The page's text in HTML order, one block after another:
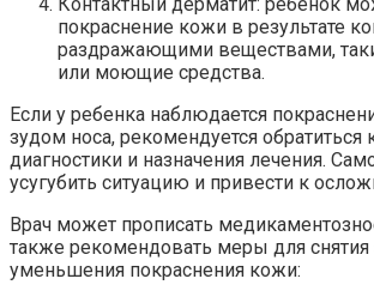
покраснение кожи в результате
раздражающими веществами,
или моющие средства.
Если у ребенка наблюдается
зудом носа, рекомендуется обратиться
диагностики и назначения лечения.
усугубить ситуацию и привести к
Врач может прописать
также рекомендовать меры для снятия
уменьшения покраснения кожи: